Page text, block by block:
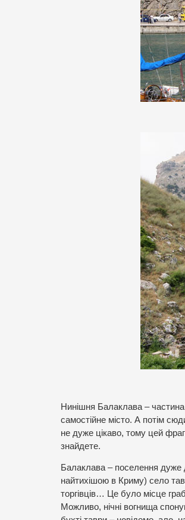
Нинішня Балаклава –
самостійне місто. А потім
не дуже цікаво, тому цей
знайдете.
Балаклава – поселення дуже
найтихішою в Криму) село
торгівців… Це було місце
Можливо, нічні вогнища